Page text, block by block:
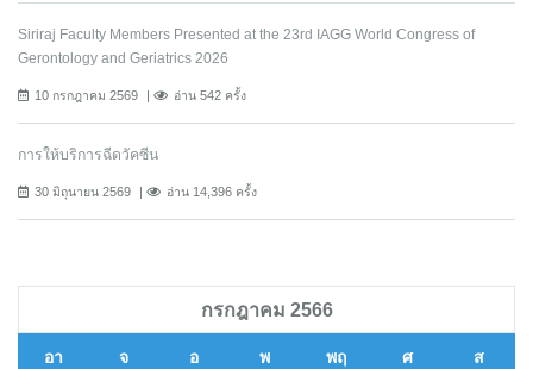
Siriraj Faculty Members Presented at the 23rd IAGG World Congress of
Gerontology and Geriatrics 2026
10 กรกฎาคม 2569 อ่าน 542 ครั้ง
การให้บริการฉีดวัคซีน
30 มิถุนายน 2569 อ่าน 14,396 ครั้ง
กรกฎาคม 2566
อา จ อ พ พฤ ศ ส